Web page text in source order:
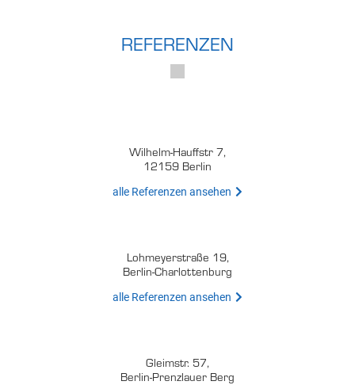
REFERENZEN
Wilhelm-Hauffstr 7,
12159 Berlin
alle Referenzen ansehen
Lohmeyerstraße 19,
Berlin-Charlottenburg
alle Referenzen ansehen
Gleimstr. 57,
Berlin-Prenzlauer Berg